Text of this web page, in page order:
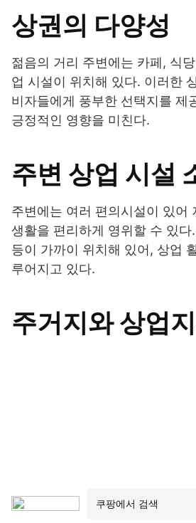
상권의 다양성
젊음의 거리 주변에는 카페, 식
업 시설이 위치해 있다. 이러한
비자들에게 풍부한 선택지를 제
긍정적인 영향을 미친다.
주변 상업 시설
주변에는 여러 편의시설이 있어
생활을 편리하게 영위할 수 있다
등이 가까이 위치해 있어, 상업
루어지고 있다.
주거지와 상업